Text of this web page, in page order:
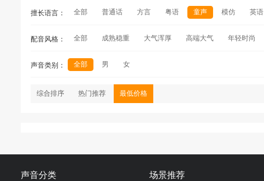
擅长语言： 全部 普通话 方言 粤语 童声 模仿 英语
配音风格： 全部 成熟稳重 大气浑厚 高端大气 年轻时尚
声音类别： 全部 男 女
综合排序 热门推荐 最低价格
声音分类 场景推荐